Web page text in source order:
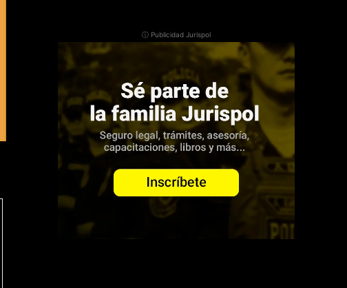
ⓘ Publicidad Jurispol